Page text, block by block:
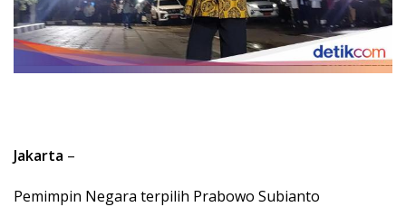
Jakarta –
Pemimpin Negara terpilih Prabowo Subianto